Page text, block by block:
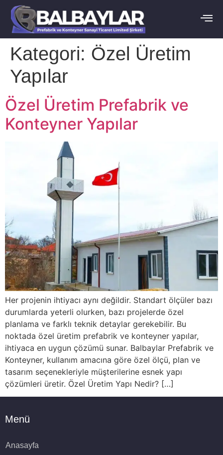
Kategori: Özel Üretim
Yapılar
Özel Üretim Prefabrik ve
Konteyner Yapılar
Her projenin ihtiyacı aynı değildir. Standart ölçüler bazı
durumlarda yeterli olurken, bazı projelerde özel
planlama ve farklı teknik detaylar gerekebilir. Bu
noktada özel üretim prefabrik ve konteyner yapılar,
ihtiyaca en uygun çözümü sunar. Balbaylar Prefabrik ve
Konteyner, kullanım amacına göre özel ölçü, plan ve
tasarım seçenekleriyle müşterilerine esnek yapı
çözümleri üretir. Özel Üretim Yapı Nedir? […]
Menü
Anasayfa